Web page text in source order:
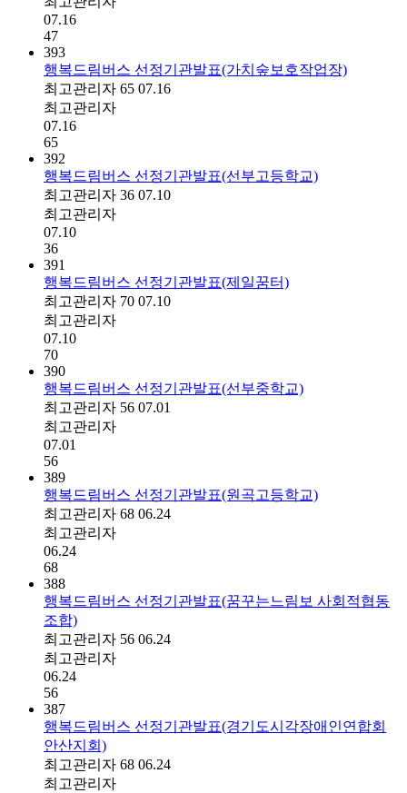
07.16
47
393
행복드림버스 선정기관발표(가치숲보호작업장)
최고관리자 65 07.16
최고관리자
07.16
65
392
행복드림버스 선정기관발표(선부고등학교)
최고관리자 36 07.10
최고관리자
07.10
36
391
행복드림버스 선정기관발표(제일꿈터)
최고관리자 70 07.10
최고관리자
07.10
70
390
행복드림버스 선정기관발표(선부중학교)
최고관리자 56 07.01
최고관리자
07.01
56
389
행복드림버스 선정기관발표(원곡고등학교)
최고관리자 68 06.24
최고관리자
06.24
68
388
행복드림버스 선정기관발표(꿈꾸는느림보 사회적협동
조합)
최고관리자 56 06.24
최고관리자
06.24
56
387
행복드림버스 선정기관발표(경기도시각장애인연합회
안산지회)
최고관리자 68 06.24
최고관리자